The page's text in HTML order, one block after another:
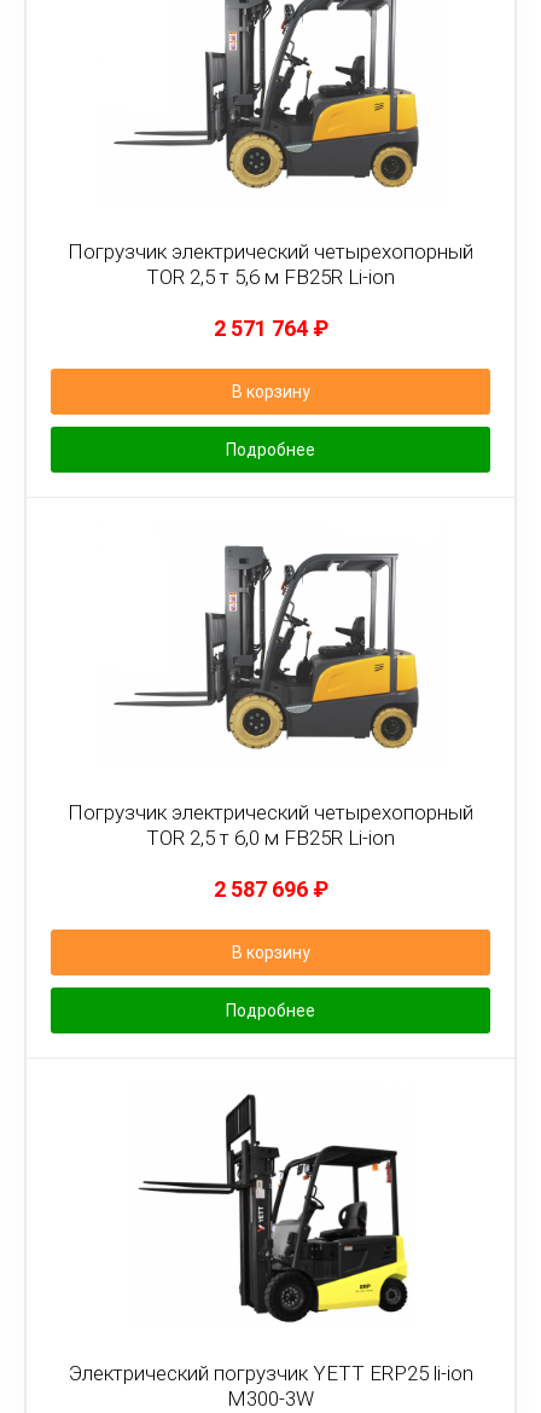
Погрузчик электрический четырехопорный
TOR 2,5 т 5,6 м FB25R Li-ion
2 571 764 ₽
В корзину
Подробнее
Погрузчик электрический четырехопорный
TOR 2,5 т 6,0 м FB25R Li-ion
2 587 696 ₽
В корзину
Подробнее
Электрический погрузчик YETT ERP25 li-ion
M300-3W